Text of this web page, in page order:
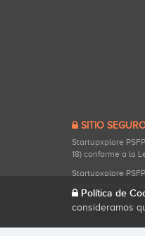
SITIO
Startupxplore
18) conforme a la
Startupxplore
Política de
consideramos